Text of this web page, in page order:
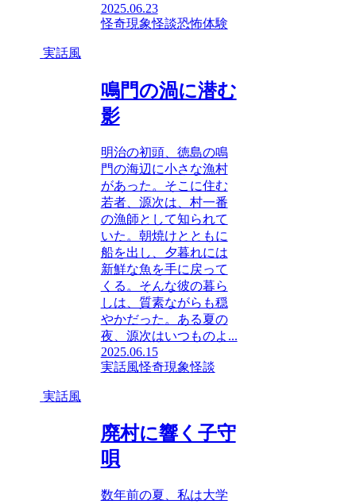
2025.06.23
怪奇現象怪談恐怖体験
実話風
鳴門の渦に潜む
影
明治の初頭、徳島の鳴
門の海辺に小さな漁村
があった。そこに住む
若者、源次は、村一番
の漁師として知られて
いた。朝焼けとともに
船を出し、夕暮れには
新鮮な魚を手に戻って
くる。そんな彼の暮ら
しは、質素ながらも穏
やかだった。ある夏の
夜、源次はいつものよ...
2025.06.15
実話風怪奇現象怪談
実話風
廃村に響く子守
唄
数年前の夏、私は大学